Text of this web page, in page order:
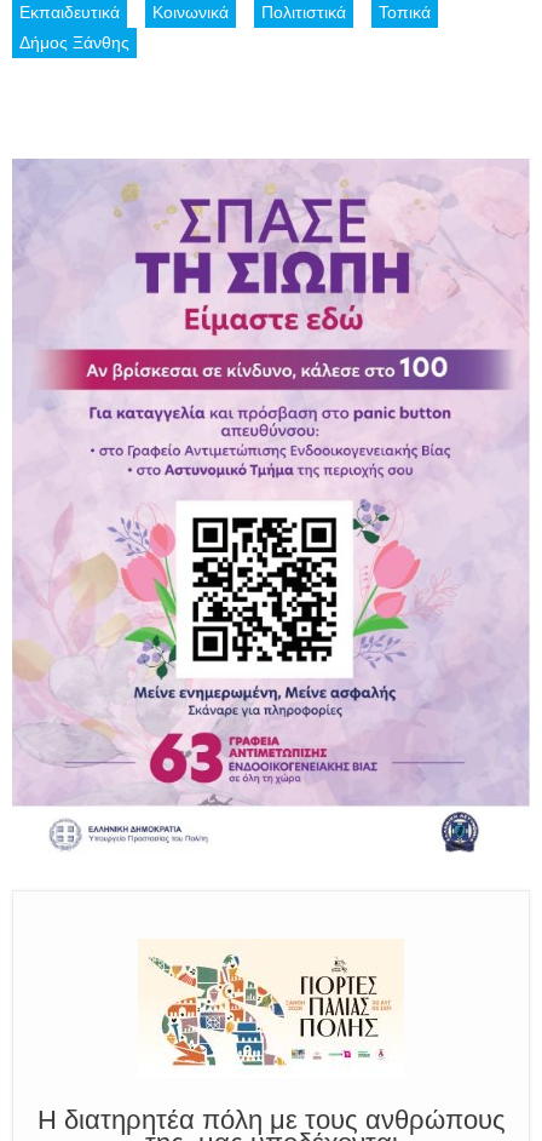
Εκπαιδευτικά Κοινωνικά Πολιτιστικά
Τοπικά
Δήμος Ξάνθης
Παραμένουμε Προσεκτικοί
Καλούμε Άμεσα την Πυροσβεστική στο 199 ή στο 112